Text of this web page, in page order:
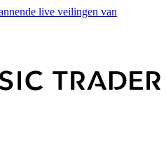
live veilingen van